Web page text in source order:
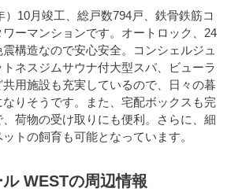
）10月竣工、総戸数794戸、鉄骨鉄筋コ
ーマンションです。オートロック、24
構造なので安心安全。コンシェルジュ
ネスジムサウナ付大型スパ、ビューラ
用施設も充実しているので、日々の暮
なりそうです。また、宅配ボックスも完
荷物の受け取りにも便利。さらに、細
トの飼育も可能となっています。
ル WESTの周辺情報